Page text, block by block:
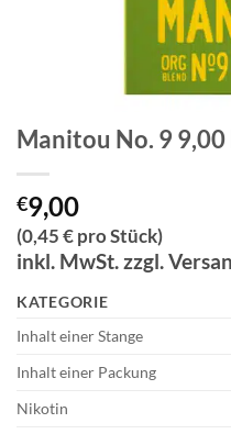
Manitou No. 9
€9,00
(0,45 € pro Stück)
inkl. MwSt. zzgl.
KATEGORIE
Inhalt einer Stange
Inhalt einer Packung
Nikotin